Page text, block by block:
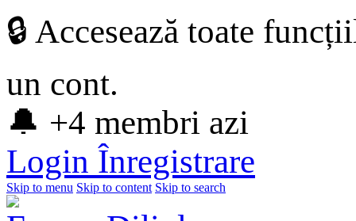
🔒 Accesează toate
un cont.
🔔 +4 membri azi
Login Înregistrare
Skip to menu Skip to content Skip to search